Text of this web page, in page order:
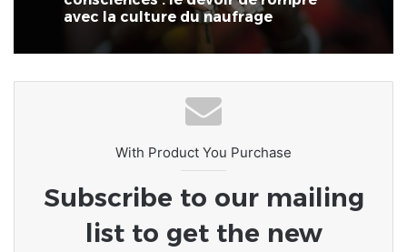
L’Afrique au carrefour des
avec la culture du naufrage
Au Togo, il existe un écart
significatif entre les performances
With Product You Purchase
Subscribe to our mailing
list to get the new